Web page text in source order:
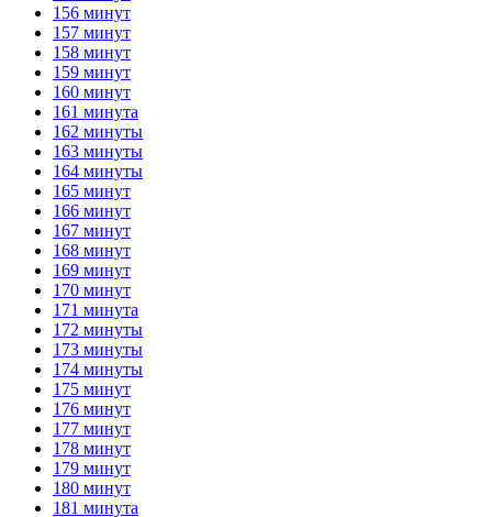
156 минут
157 минут
158 минут
159 минут
160 минут
161 минута
162 минуты
163 минуты
164 минуты
165 минут
166 минут
167 минут
168 минут
169 минут
170 минут
171 минута
172 минуты
173 минуты
174 минуты
175 минут
176 минут
177 минут
178 минут
179 минут
180 минут
181 минута